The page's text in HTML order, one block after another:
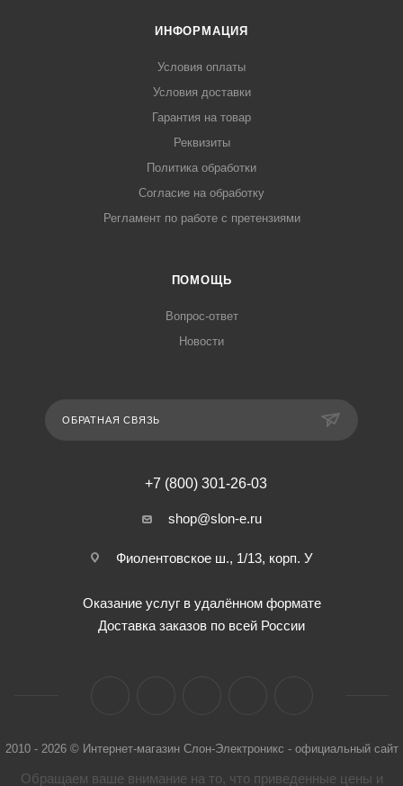
ИНФОРМАЦИЯ
Условия оплаты
Условия доставки
Гарантия на товар
Реквизиты
Политика обработки
Согласие на обработку
Регламент по работе с претензиями
ПОМОЩЬ
Вопрос-ответ
Новости
ОБРАТНАЯ СВЯЗЬ
+7 (800) 301-26-03
shop@slon-e.ru
Фиолентовское ш., 1/13, корп. У
Оказание услуг в удалённом формате
Доставка заказов по всей России
2010 - 2026 © Интернет-магазин Слон-Электроникс - официальный сайт
Обращаем ваше внимание на то, что приведенные цены и